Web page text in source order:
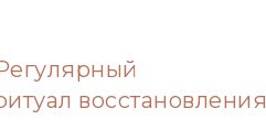
восстановления